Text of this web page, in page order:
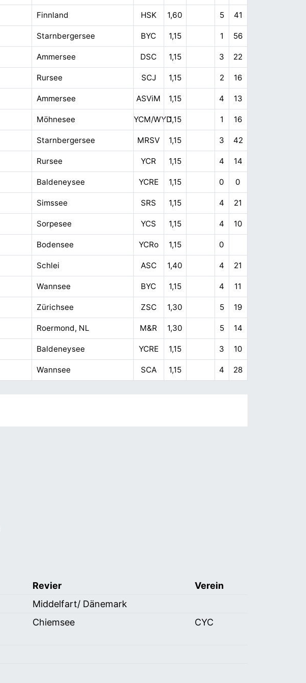
Finnland HSK 1,60 5 41
Starnbergersee BYC 1,15 1 56
Ammersee DSC 1,15 3 22
Rursee SCJ 1,15 2 16
Ammersee ASViM 1,15 4 13
Möhnesee YCM/WYD1,15 1 16
Starnbergersee MRSV 1,15 3 42
Rursee YCR 1,15 4 14
Baldeneysee YCRE 1,15 0 0
Simssee SRS 1,15 4 21
Sorpesee YCS 1,15 4 10
Bodensee YCRo 1,15 0
Schlei ASC 1,40 4 21
Wannsee BYC 1,15 4 11
Zürichsee ZSC 1,30 5 19
Roermond, NL M&R 1,30 5 14
Baldeneysee YCRE 1,15 3 10
Wannsee SCA 1,15 4 28
Revier
Verein
Middelfart/ Dänemark
Chiemsee CYC